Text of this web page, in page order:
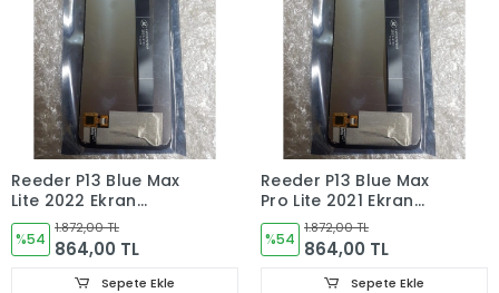
Reeder P13 Blue Max
Lite 2022 Ekran
Dokunmatik Cam
%54
1.872,00 TL
864,00 TL
Sepete Ekle
Reeder P13 Blue Max
Pro Lite 2021 Ekran
Dokunmatik Cam
%54
1.872,00 TL
864,00 TL
Sepete Ekle